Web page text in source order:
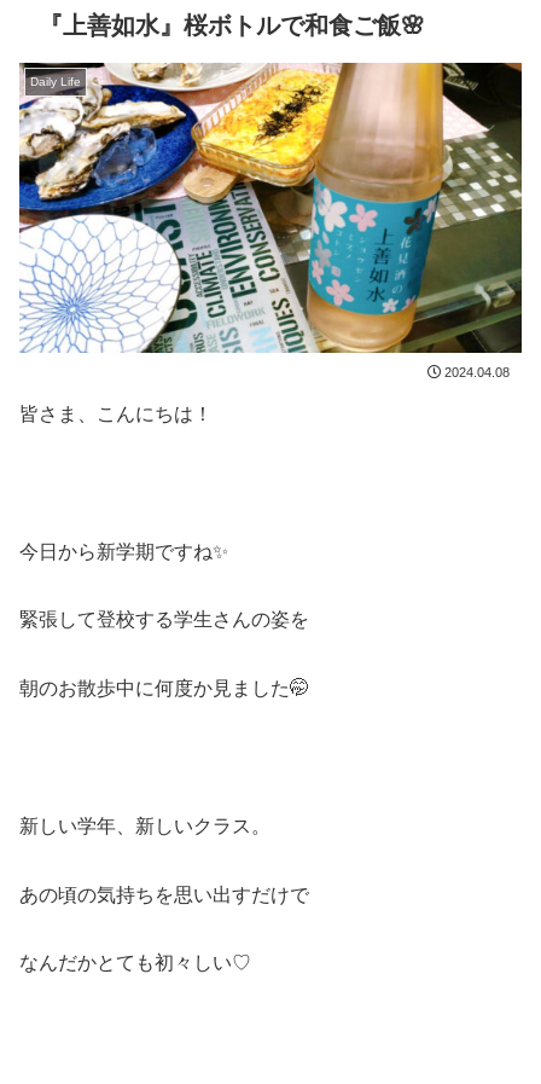
『上善如水』桜ボトルで和食ご飯🌸
Daily Life
2024.04.08
皆さま、こんにちは！
今日から新学期ですね✨
緊張して登校する学生さんの姿を
朝のお散歩中に何度か見ました🤭
新しい学年、新しいクラス。
あの頃の気持ちを思い出すだけで
なんだかとても初々しい♡